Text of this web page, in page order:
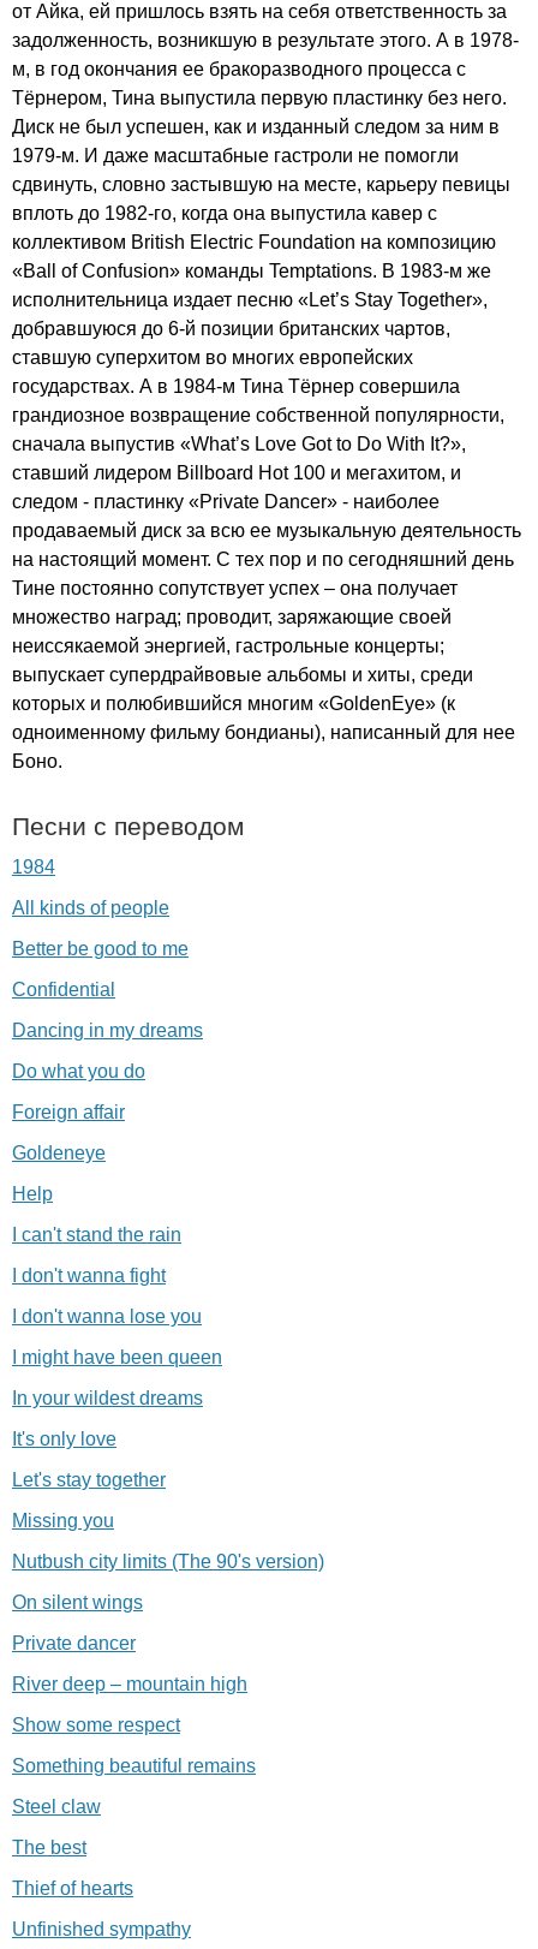
от Айка, ей пришлось взять на себя ответственность за
задолженность, возникшую в результате этого. А в 1978-
м, в год окончания ее бракоразводного процесса с
Тёрнером, Тина выпустила первую пластинку без него.
Диск не был успешен, как и изданный следом за ним в
1979-м. И даже масштабные гастроли не помогли
сдвинуть, словно застывшую на месте, карьеру певицы
вплоть до 1982-го, когда она выпустила кавер с
коллективом British Electric Foundation на композицию
«Ball of Confusion» команды Temptations. В 1983-м же
исполнительница издает песню «Let’s Stay Together»,
добравшуюся до 6-й позиции британских чартов,
ставшую суперхитом во многих европейских
государствах. А в 1984-м Тина Тёрнер совершила
грандиозное возвращение собственной популярности,
сначала выпустив «What’s Love Got to Do With It?»,
ставший лидером Billboard Hot100 и мегахитом, и
следом - пластинку «Private Dancer» - наиболее
продаваемый диск за всю ее музыкальную деятельность
на настоящий момент. С тех пор и по сегодняшний день
Тине постоянно сопутствует успех – она получает
множество наград; проводит, заряжающие своей
неиссякаемой энергией, гастрольные концерты;
выпускает супердрайвовые альбомы и хиты, среди
которых и полюбившийся многим «GoldenEye» (к
одноименному фильму бондианы), написанный для нее
Боно.
Песни с переводом
1984
All kinds of people
Better be good to me
Confidential
Dancing in my dreams
Do what you do
Foreign affair
Goldeneye
Help
I can't stand the rain
I don't wanna fight
I don't wanna lose you
I might have been queen
In your wildest dreams
It's only love
Let's stay together
Missing you
Nutbush city limits (The 90's version)
On silent wings
Private dancer
River deep – mountain high
Show some respect
Something beautiful remains
Steel claw
The best
Thief of hearts
Unfinished sympathy